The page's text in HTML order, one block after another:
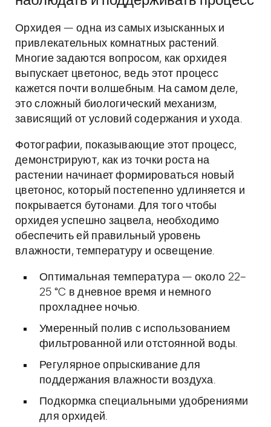
Орхидея — одна из самых изысканных и
привлекательных комнатных растений.
Многие задаются вопросом, как орхидея
выпускает цветонос, ведь этот процесс
кажется почти волшебным. На самом деле,
это сложный биологический механизм,
зависящий от условий содержания и ухода.
Фотографии, показывающие этот процесс,
демонстрируют, как из точки роста на
растении начинает формироваться новый
цветонос, который постепенно удлиняется и
покрывается бутонами. Для того чтобы
орхидея успешно зацвела, необходимо
обеспечить ей правильный уровень
влажности, температуру и освещение.
Оптимальная температура — около 22–
25 °C в дневное время и немного
прохладнее ночью.
Умеренный полив с использованием
фильтрованной или отстоянной воды.
Регулярное опрыскивание для
поддержания влажности воздуха.
Подкормка специальными удобрениями
для орхидей.